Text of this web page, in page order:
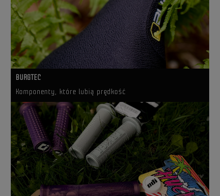
BURGTEC
Komponenty, które lubią prędkość